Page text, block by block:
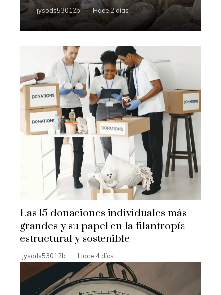
jysods53012b Hace 2 días
Las 15 donaciones individuales más
grandes y su papel en la filantropía
estructural y sostenible
jysods53012b Hace 4 días